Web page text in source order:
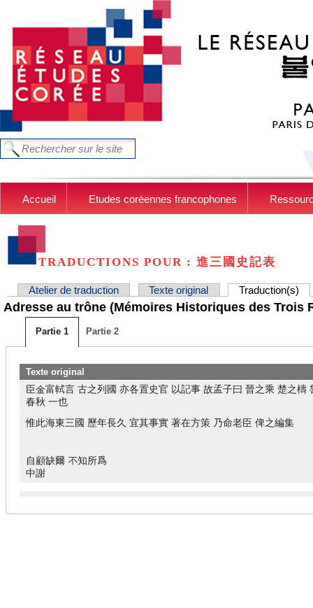
Aller au contenu principal
FORMULAIRE DE RECHERCHE
Chercher dans ce site
Accueil Etudes coréennes francophones
TRADUCTIONS POUR : 進三國史記表
ONGLETS PRINCIPAUX
Atelier de traduction Texte original Traduction(s)
Adresse au trône (Mémoires Historiques des Trois
Partie 1 Partie 2
Texte original
臣金富軾言 古之列國 亦各置史官 以記事 故孟子曰 晉之乘 楚之檮
春秋 一也
惟此海東三國 歷年長久 宜其事實 著在方策 乃命老臣 俾之編集
自顧缺爾 不知所爲
中謝